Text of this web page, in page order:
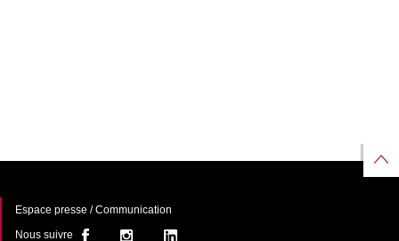
Espace presse / Communication
Nous suivre